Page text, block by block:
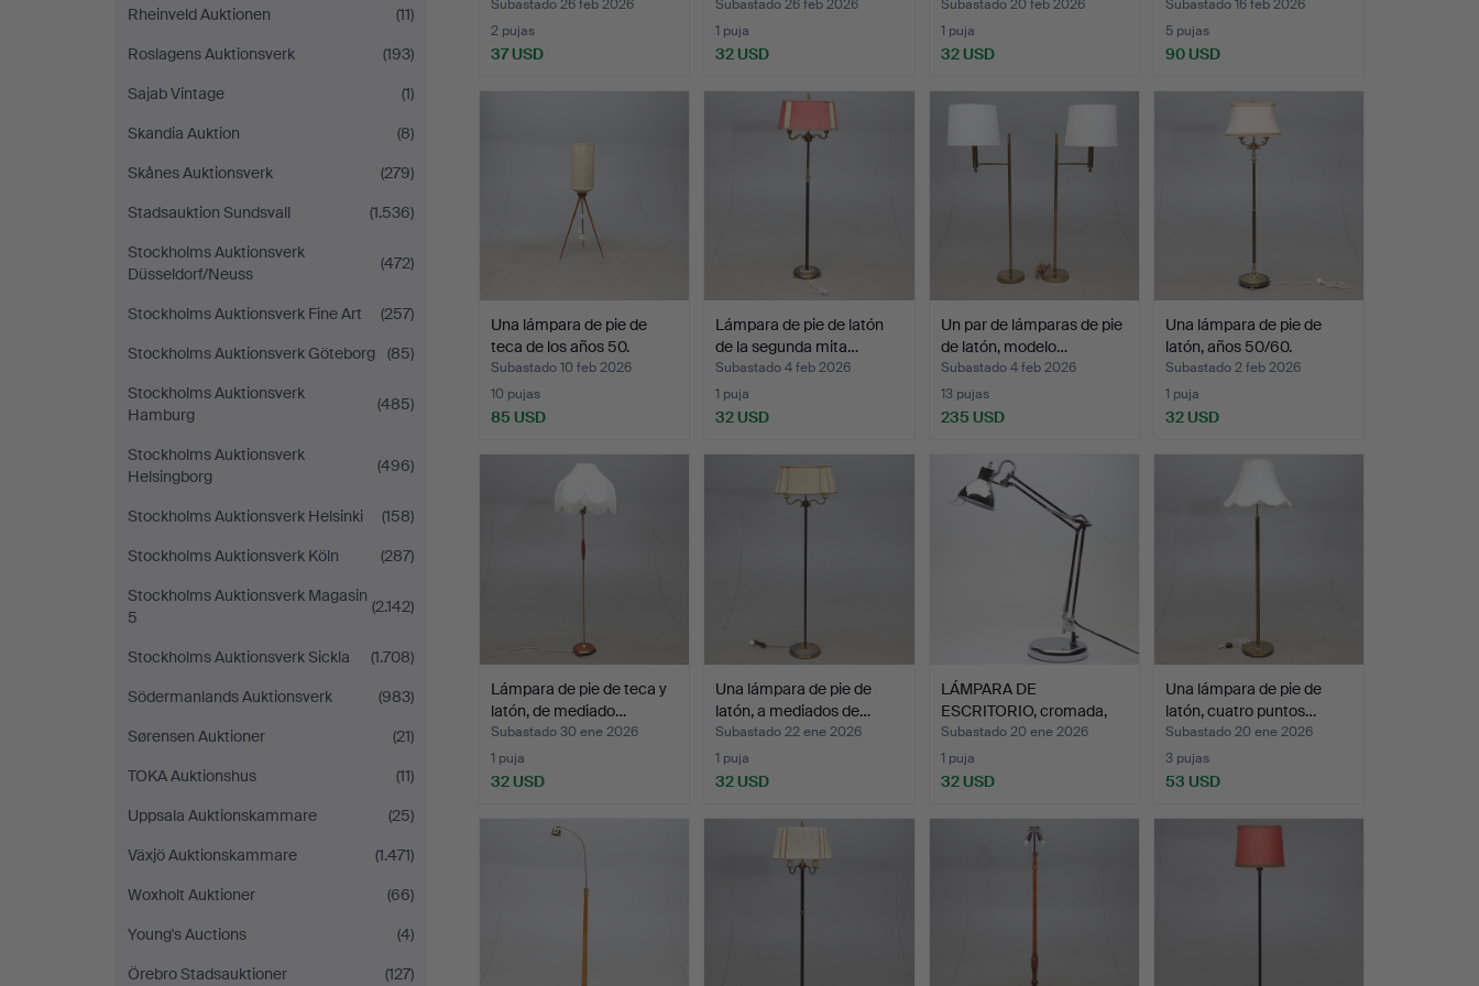
Rheinveld Auktionen
(11)
Roslagens Auktionsverk
(193)
Sajab Vintage
(1)
Skandia Auktion
(8)
Skånes Auktionsverk
(279)
Stadsauktion Sundsvall
(1.536)
Stockholms Auktionsverk
Düsseldorf/Neuss
(472)
Stockholms Auktionsverk Fine Art
(257)
Stockholms Auktionsverk Göteborg
(85)
Stockholms Auktionsverk
Hamburg
(485)
Stockholms Auktionsverk
Helsingborg
(496)
Stockholms Auktionsverk Helsinki
(158)
Stockholms Auktionsverk Köln
(287)
Stockholms Auktionsverk Magasin
5
(2.142)
Stockholms Auktionsverk Sickla
(1.708)
Södermanlands Auktionsverk
(983)
Sørensen Auktioner
(21)
TOKA Auktionshus
(11)
Uppsala Auktionskammare
(25)
Växjö Auktionskammare
(1.471)
Woxholt Auktioner
(66)
Young's Auctions
(4)
Örebro Stadsauktioner
(127)
Subastado 26 feb 2026
2 pujas
37 USD
Subastado 26 feb 2026
1 puja
32 USD
Subastado 20 feb 2026
1 puja
32 USD
Subastado 16 feb 2026
5 pujas
90 USD
Una lámpara de pie de
teca de los años 50.
Subastado 10 feb 2026
10 pujas
85 USD
Lámpara de pie de latón
de la segunda mita…
Subastado 4 feb 2026
1 puja
32 USD
Un par de lámparas de pie
de latón, modelo…
Subastado 4 feb 2026
13 pujas
235 USD
Una lámpara de pie de
latón, años 50/60.
Subastado 2 feb 2026
1 puja
32 USD
Lámpara de pie de teca y
latón, de mediado…
Subastado 30 ene 2026
1 puja
32 USD
Una lámpara de pie de
latón, a mediados de…
Subastado 22 ene 2026
1 puja
32 USD
LÁMPARA DE
ESCRITORIO, cromada,
viceversa,…
Subastado 20 ene 2026
1 puja
32 USD
Una lámpara de pie de
latón, cuatro puntos…
Subastado 20 ene 2026
3 pujas
53 USD